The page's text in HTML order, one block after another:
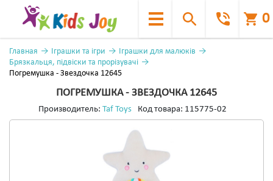
0
Главная Іграшки та ігри
Іграшки для малюків
Брязкальця, підвіски та прорізувачі
Погремушка - Звездочка 12645
ПОГРЕМУШКА - ЗВЕЗДОЧКА 12645
Производитель: Taf Toys Код товара: 115775-02